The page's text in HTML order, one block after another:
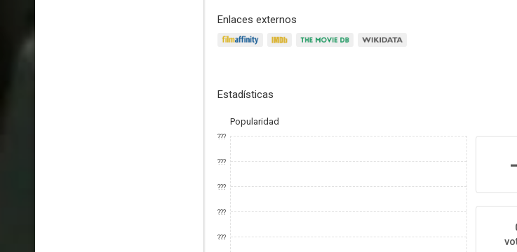
Enlaces externos
Estadísticas
Popularidad
???
???
???
???
???